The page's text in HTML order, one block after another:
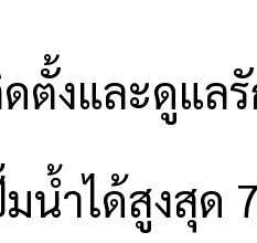
ตั้งและดูแล
ำได้สูงสุด